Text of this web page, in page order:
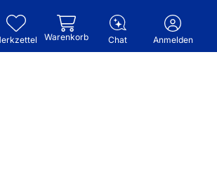
Warenkorb Chat Anmelden